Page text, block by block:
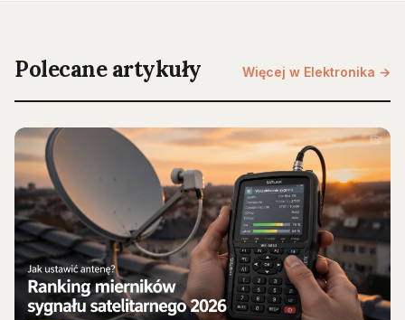
Polecane artykuły Więcej w Elektronika →